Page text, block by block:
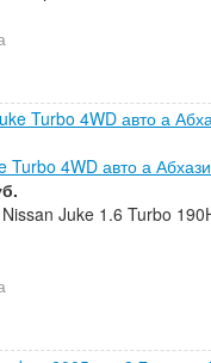
Turbo 4WD авто а
Juke 1.6 Turbo